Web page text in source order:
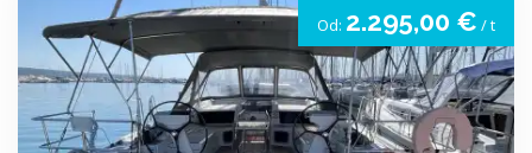
Od: 2.295,00 € / t